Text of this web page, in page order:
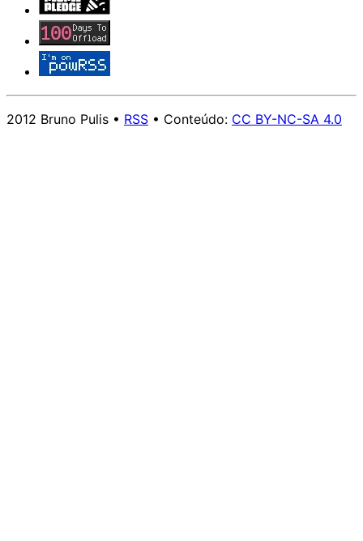
2012 Bruno Pulis • RSS • Conteúdo: CC BY-NC-SA 4.0